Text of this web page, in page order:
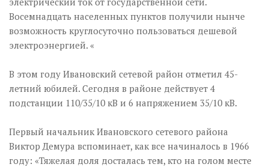
Восемнадцать населенных пунктов получили нынче
возможность круглосуточно пользоваться дешевой
электроэнергией. «
В этом году Ивановский сетевой район отметил 45-
летний юбилей. Сегодня в районе действует 4
подстанции 110/35/10 кВ и 6 напряжением 35/10 кВ.
Первый начальник Ивановского сетевого района
Виктор Демура вспоминает, как все начиналось в 1966
году: «Тяжелая доля досталась тем, кто на голом месте